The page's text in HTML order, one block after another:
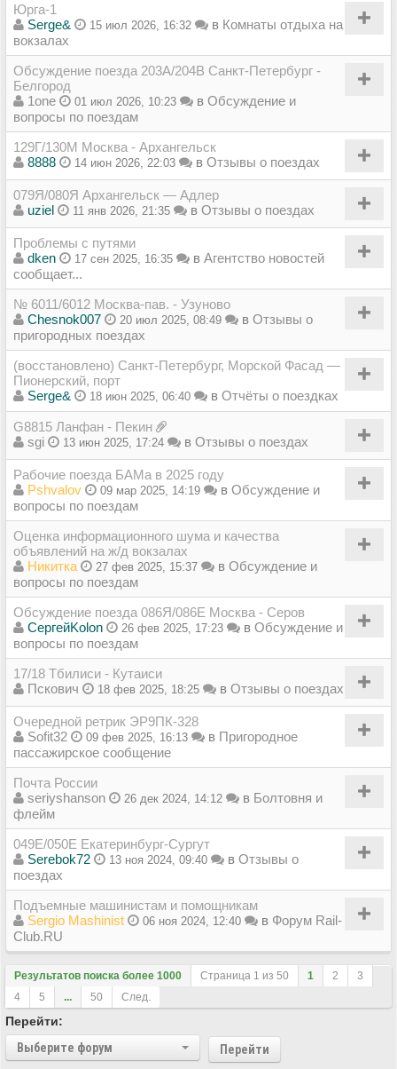
Юрга-1
Serge&
15 июл 2026, 16:32 в Комнаты отдыха на
вокзалах
Обсуждение поезда 203А/204В Санкт-Петербург -
Белгород
1one
01 июл 2026, 10:23 в Обсуждение и
вопросы по поездам
129Г/130М Москва - Архангельск
8888
14 июн 2026, 22:03 в Отзывы о поездах
079Я/080Я Архангельск — Адлер
uziel
11 янв 2026, 21:35 в Отзывы о поездах
Проблемы с путями
dken
17 сен 2025, 16:35 в Агентство новостей
сообщает...
№ 6011/6012 Москва-пав. - Узуново
Chesnok007
20 июл 2025, 08:49 в Отзывы о
пригородных поездах
(восстановлено) Санкт-Петербург, Морской Фасад —
Пионерский, порт
Serge&
18 июн 2025, 06:40 в Отчёты о поездках
G8815 Ланфан - Пекин
sgi
13 июн 2025, 17:24 в Отзывы о поездах
Рабочие поезда БАМа в 2025 году
Pshvalov
09 мар 2025, 14:19 в Обсуждение и
вопросы по поездам
Оценка информационного шума и качества
объявлений на ж/д вокзалах
Никитка
27 фев 2025, 15:37 в Обсуждение и
вопросы по поездам
Обсуждение поезда 086Я/086Е Москва - Серов
СергейKolon
26 фев 2025, 17:23 в Обсуждение и
вопросы по поездам
17/18 Тбилиси - Кутаиси
Пскович
18 фев 2025, 18:25 в Отзывы о поездах
Очередной ретрик ЭР9ПК-328
Sofit32
09 фев 2025, 16:13 в Пригородное
пассажирское сообщение
Почта России
seriyshanson
26 дек 2024, 14:12 в Болтовня и
флейм
049Е/050Е Екатеринбург-Сургут
Serebok72
13 ноя 2024, 09:40 в Отзывы о
поездах
Подъемные машинистам и помощникам
Sergio Mashinist
06 ноя 2024, 12:40 в Форум Rail-
Club.RU
Результатов поиска более 1000 Страница 1 из 50 1 2
3
4
5 ... 50 След.
Перейти:
Выберите форум
Перейти